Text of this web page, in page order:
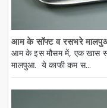
आम के सॉफ्ट व रसभरे
आम के इस मौसम में, एक खास
मालपुआ. ये काफी कम स...